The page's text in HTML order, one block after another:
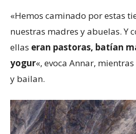
«Hemos caminado por estas
nuestras madres y abuelas. Y
ellas eran pastoras, batían
yogur«, evoca Annar,
y bailan.